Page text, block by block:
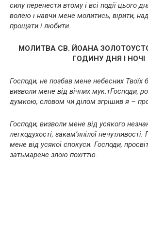
силу перенести втому і всі події цього
волею і навчи мене молитись, вірити,
прощати і любити.
МОЛИТВА СВ. ЙОАНА
ГОДИНУ ДНЯ І НОЧІ
Господи, не позбав мене небесних Твоїх
визволи мене від вічних мук.тГосподи,
думкою, словом чи ділом згрішив я –
Господи, визволи мене від усякого
легкодухості, закам’янілої
мене від усякої спокуси. Господи,
затьмарене злою похіттю.